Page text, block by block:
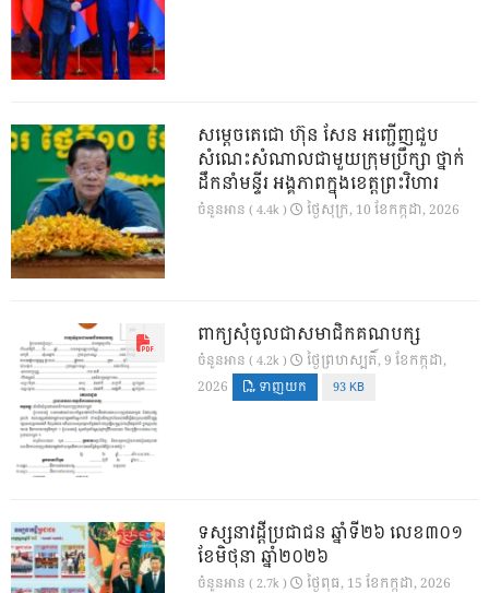
សម្តេចតេជោ ហ៊ុន សែន អញ្ជើញជួប
សំណេះសំណាលជាមួយក្រុមប្រឹក្សា ថ្នាក់
ដឹកនាំមន្ទីរ អង្គភាពក្នុងខេត្តព្រះវិហារ
ចំនួនអាន ( 4.4k ) ថ្ងៃ​សុក្រ, 10 ខែ​កក្កដា, 2026
ពាក្យសុំចូលជាសមាជិកគណបក្ស
ចំនួនអាន ( 4.2k )
ថ្ងៃ​ព្រហស្បតិ៍, 9 ខែ​កក្កដា,
2026
ទាញយក 93 KB
ទស្សនាវដ្ដីប្រជាជន ឆ្នាំទី២៦ លេខ៣០១
ខែមិថុនា ឆ្នាំ២០២៦
ចំនួនអាន ( 2.7k ) ថ្ងៃ​ពុធ, 15 ខែ​កក្កដា, 2026